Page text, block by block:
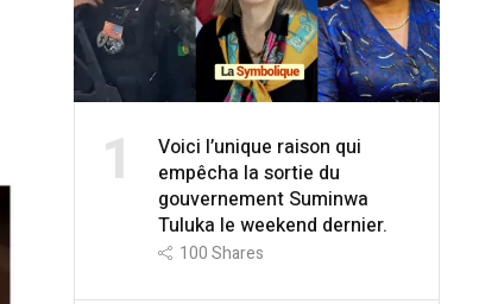
1
Voici l’unique raison qui
empêcha la sortie du
gouvernement Suminwa
Tuluka le weekend dernier.
100Shares